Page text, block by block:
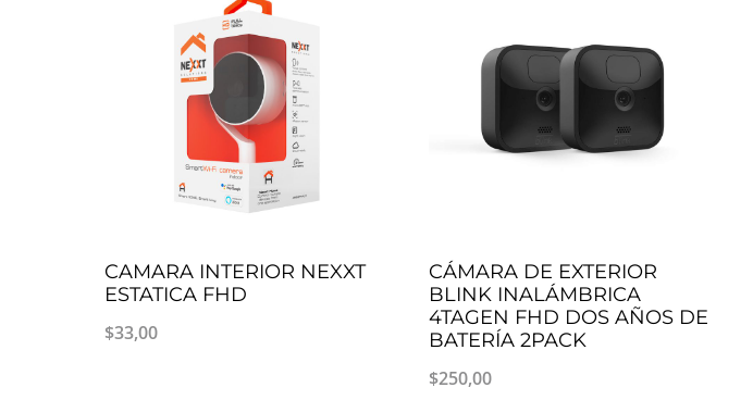
CAMARA INTERIOR NEXXT
ESTATICA FHD
$33,00
CÁMARA DE EXTERIOR
BLINK INALÁMBRICA
4TAGEN FHD DOS AÑOS DE
BATERÍA 2PACK
$250,00